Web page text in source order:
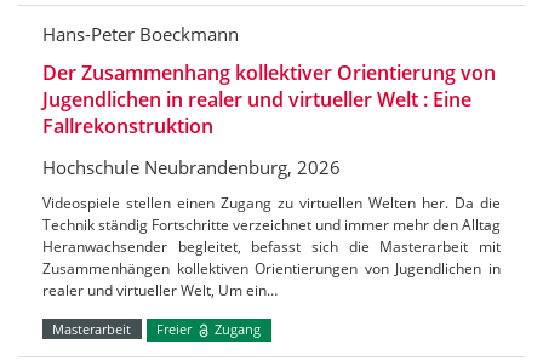
Hans-Peter Boeckmann
Der Zusammenhang kollektiver Orientierung von
Jugendlichen in realer und virtueller Welt : Eine
Fallrekonstruktion
Hochschule Neubrandenburg, 2026
Videospiele stellen einen Zugang zu virtuellen Welten her. Da die
Technik ständig Fortschritte verzeichnet und immer mehr den Alltag
Heranwachsender begleitet, befasst sich die Masterarbeit mit
Zusammenhängen kollektiven Orientierungen von Jugendlichen in
realer und virtueller Welt, Um ein…
Masterarbeit Freier Zugang